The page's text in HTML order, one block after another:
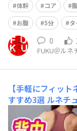
体幹 コア
お腹
5分
0
FUKU＠ルネ
【手軽にフィッ
すすめ3選 ルネチ
公式YouTube「
(^^)/ 今回は 【